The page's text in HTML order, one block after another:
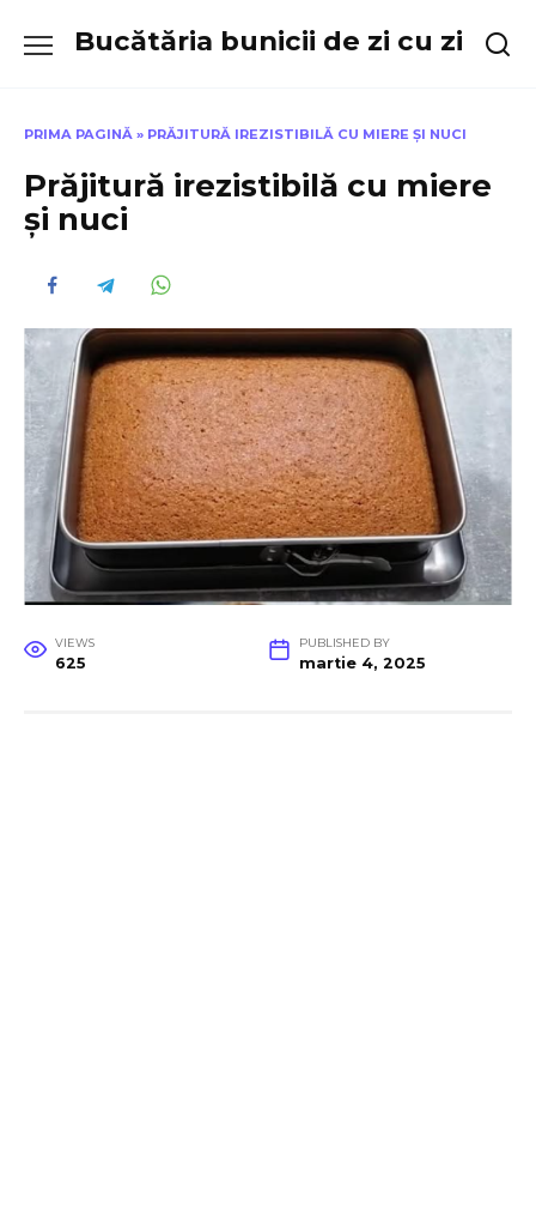
Bucătăria bunicii de zi cu zi
PRIMA PAGINĂ » PRĂJITURĂ IREZISTIBILĂ CU MIERE ȘI NUCI
Prăjitură irezistibilă cu miere
și nuci
VIEWS
625
PUBLISHED BY
martie 4, 2025